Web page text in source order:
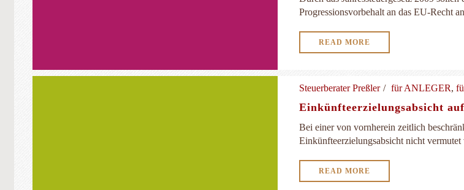
Progressionsvorbehalt an das EU-Recht
READ MORE
Steuerberater Preßler für ANLEGER,
Einkünfteerzielungsabsicht
Bei einer von vornherein zeitlich
Einkünfteerzielungsabsicht nicht
READ MORE